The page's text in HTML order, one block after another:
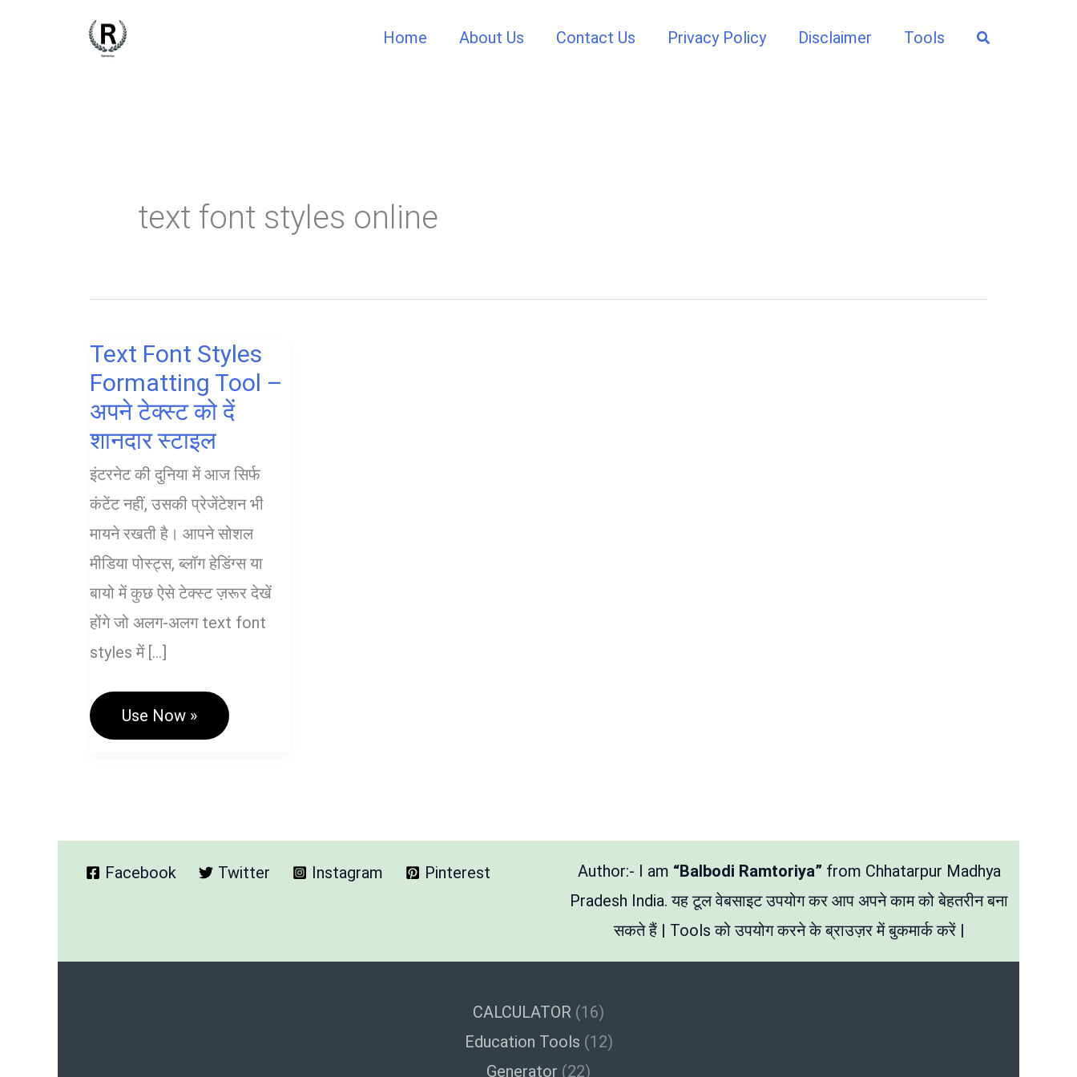
Home About Us Contact Us Privacy Policy Disclaimer Tools Search
text font styles online
Text Font Styles
Formatting Tool –
अपने टेक्स्ट को दें
शानदार स्टाइल
इंटरनेट की दुनिया में आज सिर्फ
कंटेंट नहीं, उसकी प्रेजेंटेशन भी
मायने रखती है। आपने सोशल
मीडिया पोस्ट्स, ब्लॉग हेडिंग्स या
बायो में कुछ ऐसे टेक्स्ट ज़रूर देखें
होंगे जो अलग-अलग text font
styles में […]
Text
को
शानदार
Use Now »
Facebook Twitter Instagram Pinterest Author:- I am “Balbodi Ramtoriya” from Chhatarpur Madhya
Pradesh India. यह टूल वेबसाइट उपयोग कर आप अपने काम को बेहतरीन बना
सकते हैं | Tools को उपयोग करने के ब्राउज़र में बुकमार्क करें |
CALCULATOR (16)
Education Tools (12)
Generator (22)